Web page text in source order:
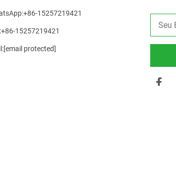
+86-15257219421
+86-15257219421
[email protected]